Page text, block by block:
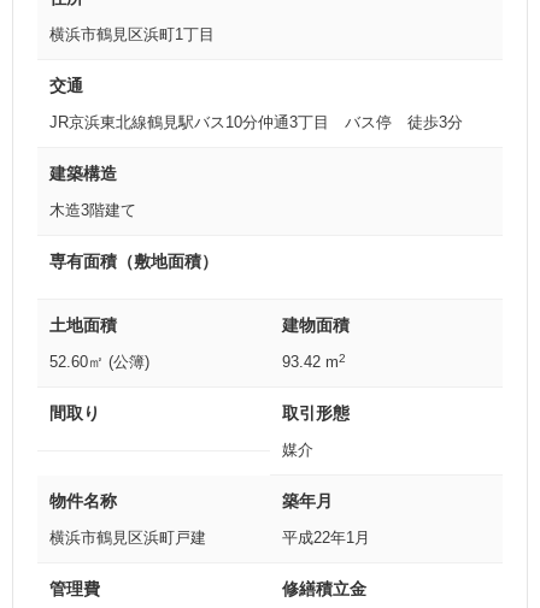
横浜市鶴見区浜町1丁目
交通
JR京浜東北線鶴見駅バス10分仲通3丁目 バス停 徒歩3分
建築構造
木造3階建て
専有面積（敷地面積）
土地面積
52.60㎡ (公簿)
建物面積
93.42 m2
間取り 取引形態
媒介
物件名称
横浜市鶴見区浜町戸建
築年月
平成22年1月
管理費 修繕積立金